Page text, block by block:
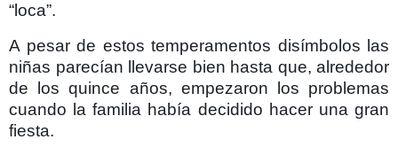
“loca”.
A pesar de estos temperamentos disímbolos las
niñas parecían llevarse bien hasta que, alrededor
de los quince años, empezaron los problemas
cuando la familia había decidido hacer una gran
fiesta.